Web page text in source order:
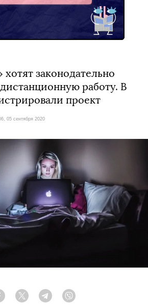
хотят законодательно
работу. В
проект
05 сентября 2020
Facebook Twitter Telegram